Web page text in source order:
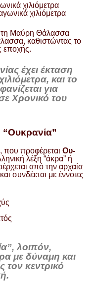
χιλιόμετρα
χιλιόμετρα
τη Μαύρη Θάλασσα
καθιστώντας το
εποχής.
έχει έκταση
και το
για
Χρονικό του
που προφέρεται Ου-
λέξη “άκρα” ή
από την αρχαία
συνδέεται με έννοιες
λοιπόν,
με δύναμη και
τον κεντρικό